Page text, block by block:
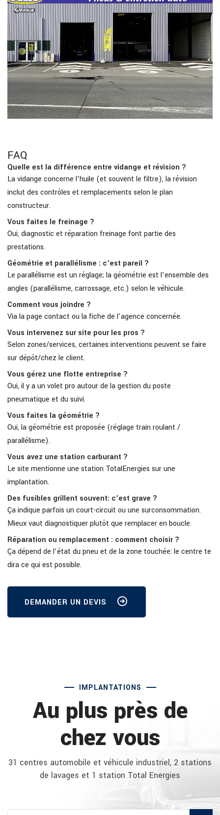
FAQ
Quelle est la différence entre vidange et révision ?
La vidange concerne l’huile (et souvent le filtre), la révision
inclut des contrôles et remplacements selon le plan
constructeur.
Vous faites le freinage ?
Oui, diagnostic et réparation freinage font partie des
prestations.
Géométrie et parallélisme : c’est pareil ?
Le parallélisme est un réglage; la géométrie est l’ensemble des
angles (parallélisme, carrossage, etc.) selon le véhicule.
Comment vous joindre ?
Via la page contact ou la fiche de l’agence concernée.
Vous intervenez sur site pour les pros ?
Selon zones/services, certaines interventions peuvent se faire
sur dépôt/chez le client.
Vous gérez une flotte entreprise ?
Oui, il y a un volet pro autour de la gestion du poste
pneumatique et du suivi.
Vous faites la géométrie ?
Oui, la géométrie est proposée (réglage train roulant /
parallélisme).
Vous avez une station carburant ?
Le site mentionne une station TotalEnergies sur une
implantation.
Des fusibles grillent souvent: c’est grave ?
Ça indique parfois un court-circuit ou une surconsommation.
Mieux vaut diagnostiquer plutôt que remplacer en boucle.
Réparation ou remplacement : comment choisir ?
Ça dépend de l’état du pneu et de la zone touchée: le centre te
dira ce qui est possible.
DEMANDER UN DEVIS
IMPLANTATIONS
Au plus près de
chez vous
31 centres automobile et véhicule industriel, 2 stations
de lavages et 1 station Total Energies